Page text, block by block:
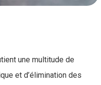
une multitude de
et d’élimination des